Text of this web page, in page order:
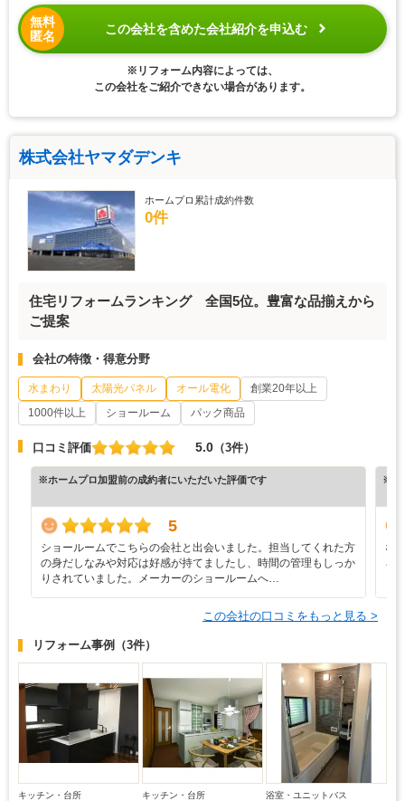
無料
匿名
この会社を含めた会社紹介を申込む
※リフォーム内容によっては、
この会社をご紹介できない場合があります。
株式会社ヤマダデンキ
ホームプロ累計成約件数
0件
住宅リフォームランキング 全国5位。豊富な品揃えから
ご提案
会社の特徴・得意分野
水まわり 太陽光パネル オール電化
創業20年以上
1000件以上
ショールーム パック商品
口コミ評価 5.0 （3件）
※ホームプロ加盟前の成約者にいただいた評価です
5
ショールームでこちらの会社と出会いました。担当してくれた方
の身だしなみや対応は好感が持てましたし、時間の管理もしっか
りされていました。メーカーのショールームへ…
※ホ
な
ろ
この会社の口コミをもっと見る >
リフォーム事例 （3件）
キッチン・台所
キッチン・台所
浴室・ユニットバス